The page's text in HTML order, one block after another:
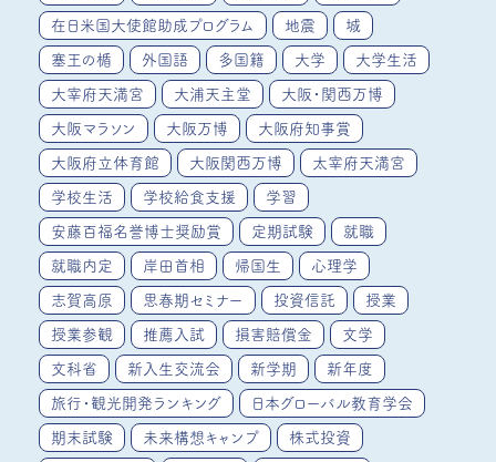
在日米国大使館助成プログラム 地震 城
塞王の楯 外国語 多国籍 大学 大学生活
大宰府天満宮 大浦天主堂 大阪・関西万博
大阪マラソン 大阪万博 大阪府知事賞
大阪府立体育館 大阪関西万博 太宰府天満宮
学校生活 学校給食支援 学習
安藤百福名誉博士奨励賞 定期試験 就職
就職内定 岸田首相 帰国生 心理学
志賀高原 思春期セミナー 投資信託 授業
授業参観 推薦入試 損害賠償金 文学
文科省 新入生交流会 新学期 新年度
旅行・観光開発ランキング 日本グローバル教育学会
期末試験 未来構想キャンプ 株式投資